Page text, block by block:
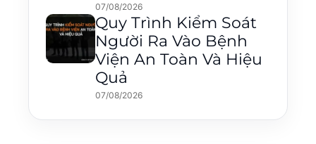
07/08/2026
Quy Trình Kiểm Soát
Người Ra Vào Bệnh
Viện An Toàn Và Hiệu
Quả
07/08/2026